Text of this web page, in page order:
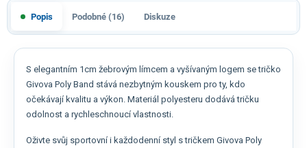
Popis Podobné (16) Diskuze
S elegantním 1cm žebrovým límcem a vyšívaným logem se tričko
Givova Poly Band stává nezbytným kouskem pro ty, kdo
očekávají kvalitu a výkon. Materiál polyesteru dodává tričku
odolnost a rychleschnoucí vlastnosti.
Oživte svůj sportovní i každodenní styl s tričkem Givova Poly